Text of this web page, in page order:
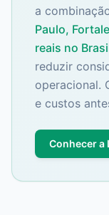
a
Paulo,
reais no
reduzir
operacional.
e custos
Conhecer a